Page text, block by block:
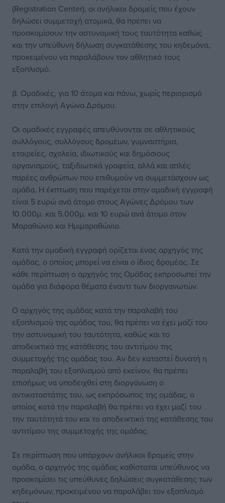
(Registration Center), οι ανήλικοι δρομείς που έχουν
δηλώσει συμμετοχή ατομικά, θα πρέπει να
προσκομίσουν την αστυνομική τους ταυτότητα καθώς
και την υπεύθυνη δήλωση συγκατάθεσης του κηδεμόνα,
προκειμένου να παραλάβουν τον αθλητικό τους
εξοπλισμό.
β. Ομαδικές, για 10 άτομα και πάνω, χωρίς περιορισμό
στην επιλογή Αγώνα Δρόμου.
Οι ομαδικές εγγραφές απευθύνονται σε αθλητικούς
συλλόγους, συλλόγους δρομέων, γυμναστήρια,
εταιρείες, σχολεία, ιδιωτικούς και δημόσιους
οργανισμούς, ταξιδιωτικά γραφεία, αλλά και απλές
παρέες ανθρώπων που επιθυμούν να συμμετάσχουν ως
ομάδα. Η έκπτωση που παρέχεται στην ομαδική εγγραφή
είναι 5 ευρώ ανά άτομο στους Αγώνες Δρόμου των
10.000μ. και 5.000μ. και 10 ευρώ ανά άτομο στον
Μαραθώνιο και Ημιμαραθώνιο.
Κατά την ομαδική εγγραφή ορίζεται ένας αρχηγός της
ομάδας, ο οποίος μπορεί να είναι ο ίδιος δρομέας. Σε
κάθε περίπτωση ο αρχηγός της Ομάδας εκπροσωπεί την
ομάδα για διάφορα θέματα έναντι των διοργανωτών.
Ο αρχηγός της ομάδας κατά την παραλαβή του
εξοπλισμού της ομάδας του, θα πρέπει να έχει μαζί του
την αστυνομική του ταυτότητα, καθώς και το
αποδεικτικό της κατάθεσης του αντιτίμου της
συμμετοχής της ομάδας του. Αν δεν καταστεί δυνατή η
παραλαβή του εξοπλισμού από εκείνον, θα πρέπει
επισήμως να υποδειχθεί στη διοργάνωση ο
αντικαταστάτης του, ως εκπρόσωπος της ομάδας, ο
οποίος κατά την παραλαβή θα πρέπει να έχει μαζί του
την ταυτότητά του και το αποδεικτικό της κατάθεσης του
αντιτίμου της συμμετοχής της ομάδας.
Σε περίπτωση που υπάρχουν ανήλικοι δρομείς στην
ομάδα, ο αρχηγός της ομάδας καθίσταται υπεύθυνος να
προσκομίσει τις υπεύθυνες δηλώσεις συγκατάθεσης των
κηδεμόνων, προκειμένου να παραλάβει τον εξοπλισμό